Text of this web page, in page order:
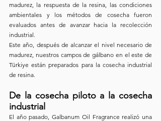
madurez, la respuesta de la resina, las condiciones
ambientales y los métodos de cosecha fueron
evaluados antes de avanzar hacia la recolección
industrial.
Este año, después de alcanzar el nivel necesario de
madurez, nuestros campos de gálbano en el este de
Türkiye están preparados para la cosecha industrial
de resina.
De la cosecha piloto a la cosecha
industrial
El año pasado, Galbanum Oil Fragrance realizó una